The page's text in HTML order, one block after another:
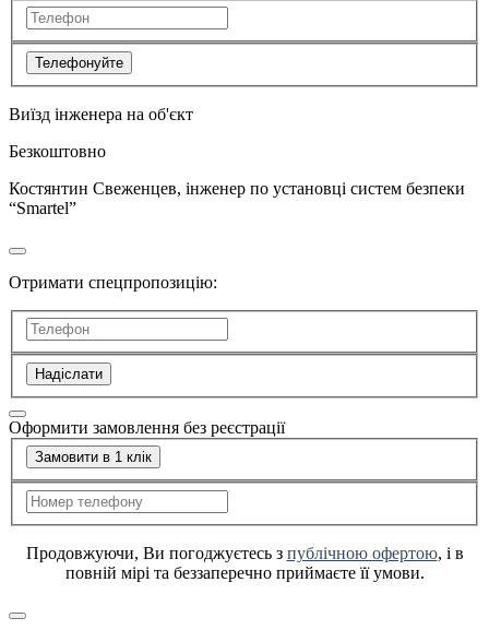
Телефонуйте
Виїзд інженера на об'єкт
Безкоштовно
Костянтин Свеженцев, інженер по установці систем безпеки
“Smartel”
Отримати спецпропозицію:
Надіслати
Оформити замовлення без реєстрації
Замовити в 1 клік
Продовжуючи, Ви погоджуєтесь з публічною офертою, і в
повній мірі та беззаперечно приймаєте її умови.